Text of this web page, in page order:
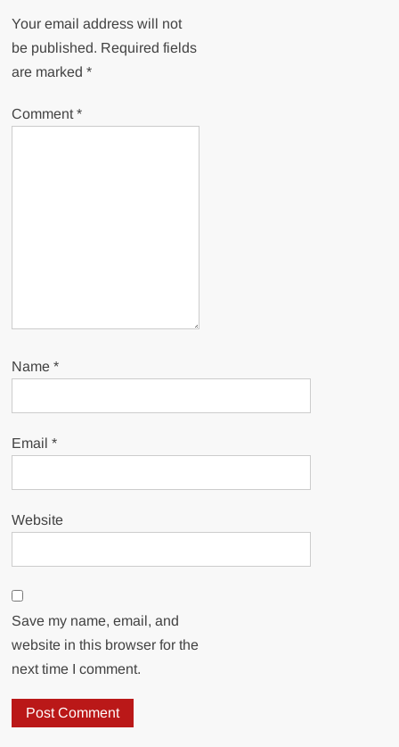
Your email address will not
be published. Required fields
are marked*
Comment*
Name*
Email*
Website
Save my name, email, and
website in this browser for the
next time I comment.